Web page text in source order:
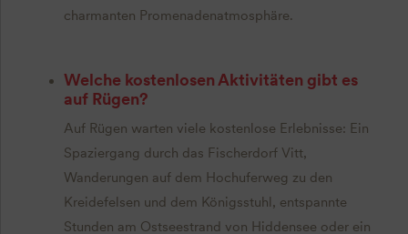
charmanten Promenadenatmosphäre.
Welche kostenlosen Aktivitäten gibt es
auf Rügen?
Auf Rügen warten viele kostenlose Erlebnisse: Ein
Spaziergang durch das Fischerdorf Vitt,
Wanderungen auf dem Hochuferweg zu den
Kreidefelsen und dem Königsstuhl, entspannte
Stunden am Ostseestrand von Hiddensee oder ein